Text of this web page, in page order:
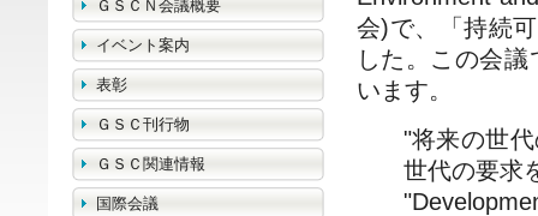
ＧＳＣＮ会議概要
イベント案内
表彰
ＧＳＣ刊行物
ＧＳＣ関連情報
国際会議
会)で、「持続
した。この会
います。
"将来の世
世代の要求